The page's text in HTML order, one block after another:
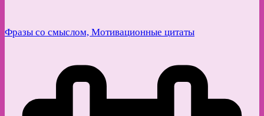
Фразы со смыслом, Мотивационные цитаты